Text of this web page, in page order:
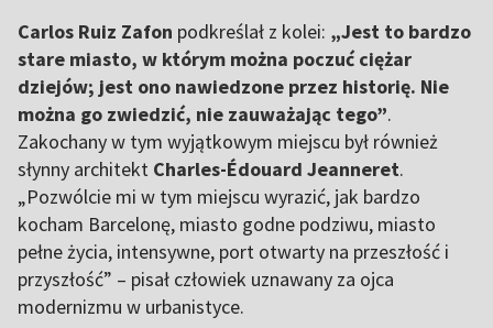
Carlos Ruiz Zafon podkreślał z kolei: „Jest to bardzo
stare miasto, w którym można poczuć ciężar
dziejów; jest ono nawiedzone przez historię. Nie
można go zwiedzić, nie zauważając tego”.
Zakochany w tym wyjątkowym miejscu był również
słynny architekt Charles-Édouard Jeanneret.
„Pozwólcie mi w tym miejscu wyrazić, jak bardzo
kocham Barcelonę, miasto godne podziwu, miasto
pełne życia, intensywne, port otwarty na przeszłość i
przyszłość” – pisał człowiek uznawany za ojca
modernizmu w urbanistyce.